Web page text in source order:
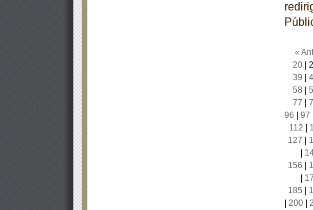
«
20|
39
58
77
96
97
112
127
156
185
200|